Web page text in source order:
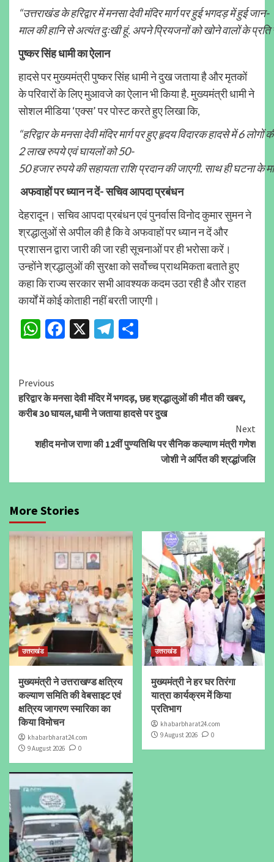
“उत्तराखंडकेहरिद्वारमेंमनसादेवीमंदिरमार्गपरहुईभगदड़मेंहुईजान-
मालकीहानिसेअत्यंतदुःखीहूं. अपनेप्रियजनोंकोखोनेवालोंकेप्रति
पुष्कर सिंह धामी का ऐलान
हादसे पर मुख्यमंत्री पुष्कर सिंह धामी ने दुख जताया है और मृतकों
के परिवारों के लिए मुआवजे का ऐलान भी किया है. मुख्यमंत्री धामी ने
सोशल मीडिया ‘एक्स’ पर पोस्ट करते हुए लिखा कि,
“हरिद्वारकेमनसादेवीमंदिरमार्गपरहुएहृदयविदारकहादसेमें6लोगों
2लाखरुपयेएवंघायलोंको50-
50हजाररुपयेकीसहायताराशिप्रदानकीजाएगी. साथहीघटनाके
अफवाहों पर ध्यान न दें- सचिव आपदा प्रबंधन
देहरादून। सचिव आपदा प्रबंधन एवं पुनर्वास विनोद कुमार सुमन ने
श्रद्धालुओं से अपील की है कि वे अफवाहों पर ध्यान न दें और
प्रशासन द्वारा जारी की जा रही सूचनाओं पर ही भरोसा करें।
उन्होंने श्रद्धालुओं की सुरक्षा को सर्वोच्च प्राथमिकता बताते हुए
कहा कि राज्य सरकार सभी आवश्यक कदम उठा रही है और राहत
कार्यों में कोई कोताही नहीं बरती जाएगी।
WhatsApp
Facebook
X Telegram
Continue
Reading
Previous
हरिद्वार के मनसा देवी मंदिर में भगदड़, छह श्रद्धालुओं की मौत की खबर,
करीब 30 घायल,धामी ने जताया हादसे पर दुख
Next
शहीद मनोज राणा की 12वीं पुण्यतिथि पर सैनिक कल्याण मंत्री गणेश
जोशी ने अर्पित की श्रद्धांजलि
More Stories
उत्तराखंड
मुख्यमंत्री ने उत्तराखण्ड क्षत्रिय
कल्याण समिति की वेबसाइट एवं
क्षत्रिय जागरण स्मारिका का
किया विमोचन
khabarbharat24.com
9 August 2026
0
उत्तराखंड
मुख्यमंत्री ने हर घर तिरंगा
यात्रा कार्यक्रम में किया
प्रतिभाग
khabarbharat24.com
9 August 2026
0